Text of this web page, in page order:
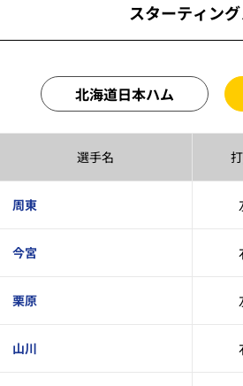
スターティン
北海道日本ハム
選手名
周東
今宮
栗原
山川